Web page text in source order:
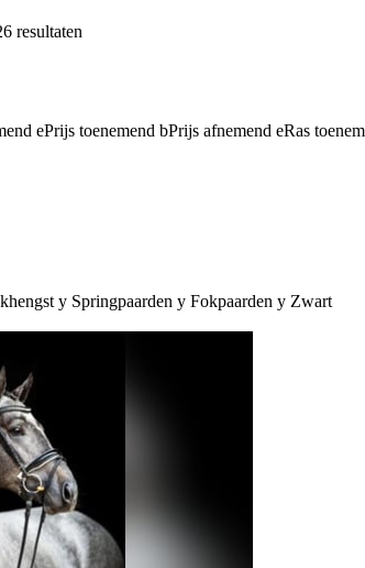
resultaten
ePrijs toenemend bPrijs afnemend eRas
y Springpaarden y Fokpaarden y Zwart